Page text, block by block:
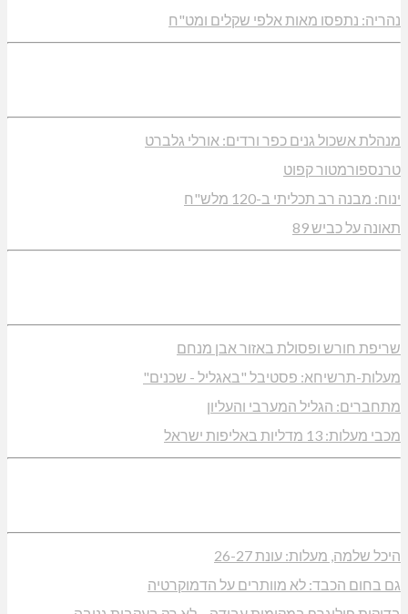
נהריה: נתפסו מאות אלפי שקלים ומט"ח
מנהלת אשכול גנים כפר ורדים: אורלי גלברט
טרנספורמטור קפוט
ינוח: מבנה רב תכליתי ב-120 מלש"ח
תאונה על כביש 89
שריפת חורש ופסולת באזור אבן מנחם
מעלות-תרשיחא: פסטיבל "באגליל - שכנים"
מתחברים: הגליל המערבי והעליון
מכבי מעלות: 13 מדליות באליפות ישראל
היכל שלמה, מעלות: עונת 26-27
גם בחום הכבד: לא מוותרים על הדמוקרטיה